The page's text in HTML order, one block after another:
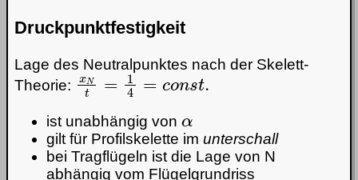
Druckpunktfestigkeit
Lage des Neutralpunktes nach der Skelett-
Theorie:
xNt=14=const .
ist unabhängig von
gilt für Profilskelette im unterschall
bei Tragflügeln ist die Lage von N
abhängig vom Flügelgrundriss